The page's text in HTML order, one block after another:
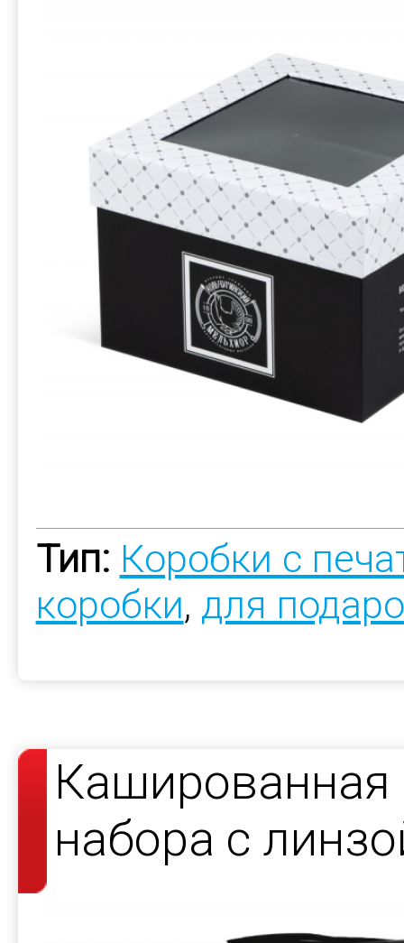
Тип: Коробки с
коробки, для
Кашированная
набора с